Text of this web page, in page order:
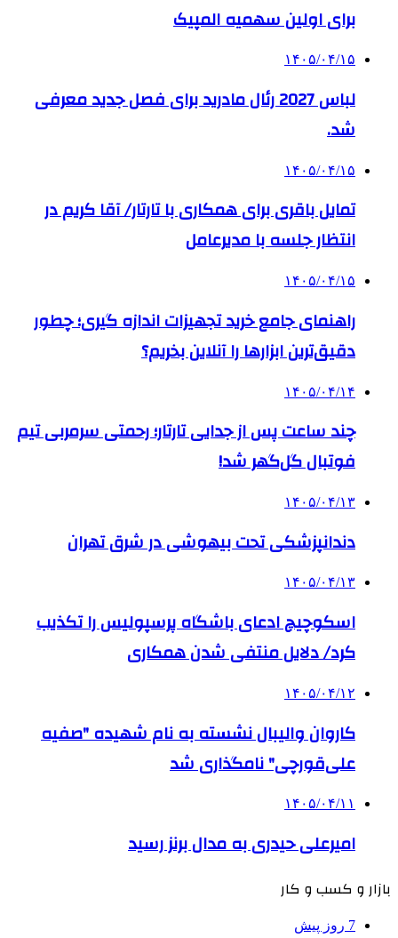
برای اولین سهمیه المپیک
۱۴۰۵/۰۴/۱۵
لباس 2027 رئال مادرید برای فصل جدید معرفی
شد.
۱۴۰۵/۰۴/۱۵
تمایل باقری برای همکاری با تارتار/ آقا کریم در
انتظار جلسه با مدیرعامل
۱۴۰۵/۰۴/۱۵
راهنمای جامع خرید تجهیزات اندازه گیری؛ چطور
دقیق‌ترین ابزارها را آنلاین بخریم؟
۱۴۰۵/۰۴/۱۴
چند ساعت پس از جدایی تارتار؛ رحمتی سرمربی تیم
فوتبال گل‌گهر شد!
۱۴۰۵/۰۴/۱۳
دندانپزشکی تحت بیهوشی در شرق تهران
۱۴۰۵/۰۴/۱۳
اسکوچیچ ادعای باشگاه پرسپولیس را تکذیب
کرد/ دلایل منتفی شدن همکاری
۱۴۰۵/۰۴/۱۲
کاروان والیبال نشسته به نام شهیده "صفیه
علی‌قورچی" نامگذاری شد
۱۴۰۵/۰۴/۱۱
امیرعلی حیدری به مدال برنز رسید
بازار و کسب و کار
7 روز پیش